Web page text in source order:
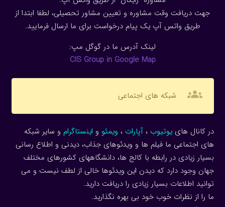
جهت دریافت وقت مشاوره و تعیین مشاور تحصیلی، لطفا ابتدا از
طریق واتس آپ یک پیام درخواست برای ما ارسال فرمایید.
لینک آدرس ما در گوگل مپ:
CIS Group in Google Map
groups شبکه های اجتماعی
در کانال هاییوتیوب ، آپارات ، ویمئو و اینستاگرام و سایر شبکه
های اجتماعی ما فیلم ها و ویدئوهای جذاب، دیدنی و اطلاع رسانی
بسیار زیادی در رابطه با کالج ها، دانشگاههای کشورهای مختلف
جهان وجود دارد که دیدن این ویدئوها خالی از لطف نیست و می
توانید اطلاعات بسیار زیادی را دریافت دارید.
ما را از نظرات خوب خود بی بهره نگذارید.